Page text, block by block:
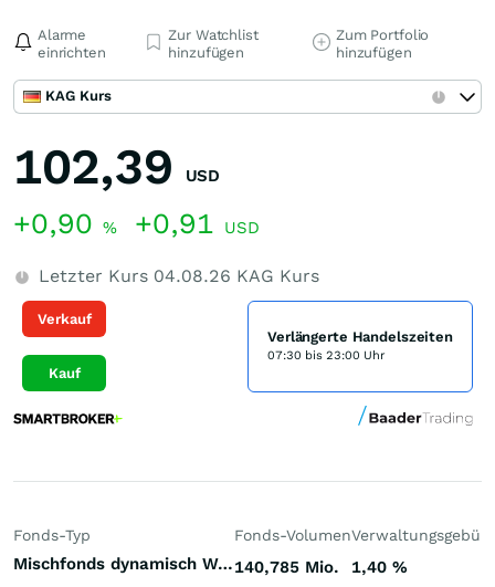
Alarme
einrichten
Zur Watchlist
hinzufügen
Zum Portfolio
hinzufügen
KAG Kurs
102,39 USD
+0,90 % +0,91 USD
Letzter Kurs 04.08.26 KAG Kurs
Verkauf
Kauf
Verlängerte Handelszeiten
07:30 bis 23:00 Uhr
Fonds-Typ
Mischfonds dynamisch Welt
Fonds-Volumen
140,785 Mio. 1,40 %